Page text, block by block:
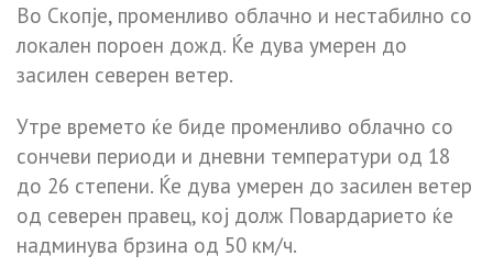
Во Скопје, променливо облачно и нестабилно со
локален пороен дожд. Ќе дува умерен до
засилен северен ветер.
Утре времето ќе биде променливо облачно со
сончеви периоди и дневни температури од 18
до 26 степени. Ќе дува умерен до засилен ветер
од северен правец, кој долж Повардарието ќе
надминува брзина од 50 км/ч.